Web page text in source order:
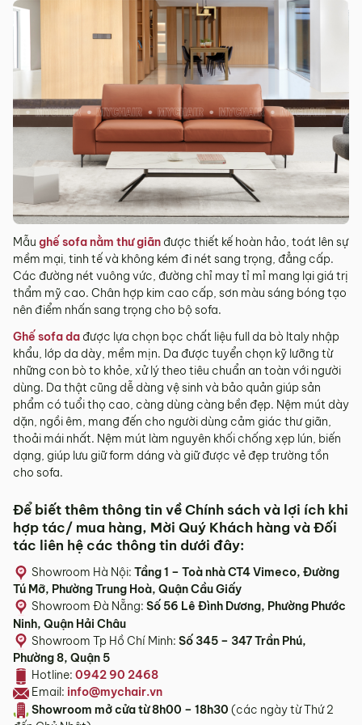
Mẫu ghế sofa nằm thư giãn được thiết kế hoàn hảo, toát lên sự
mềm mại, tinh tế và không kém đi nét sang trọng, đẳng cấp.
Các đường nét vuông vức, đường chỉ may tỉ mỉ mang lại giá trị
thẩm mỹ cao. Chân hợp kim cao cấp, sơn màu sáng bóng tạo
nên điểm nhấn sang trọng cho bộ sofa.
Ghế sofa da được lựa chọn bọc chất liệu full da bò Italy nhập
khẩu, lớp da dày, mềm mịn. Da được tuyển chọn kỹ lưỡng từ
những con bò to khỏe, xử lý theo tiêu chuẩn an toàn với người
dùng. Da thật cũng dễ dàng vệ sinh và bảo quản giúp sản
phẩm có tuổi thọ cao, càng dùng càng bền đẹp. Nệm mút dày
dặn, ngồi êm, mang đến cho người dùng cảm giác thư giãn,
thoải mái nhất. Nệm mút làm nguyên khối chống xẹp lún, biến
dạng, giúp lưu giữ form dáng và giữ được vẻ đẹp trường tồn
cho sofa.
Để biết thêm thông tin về Chính sách và lợi ích khi
hợp tác/ mua hàng, Mời Quý Khách hàng và Đối
tác liên hệ các thông tin dưới đây:
Showroom Hà Nội: Tầng 1 – Toà nhà CT4 Vimeco, Đường
Tú Mỡ, Phường Trung Hoà, Quận Cầu Giấy
Showroom Đà Nẵng: Số 56 Lê Đình Dương, Phường Phước
Ninh, Quận Hải Châu
Showroom Tp Hồ Chí Minh: Số 345 – 347 Trần Phú,
Phường 8, Quận 5
Hotline: 0942 90 2468
Email: info@mychair.vn
Showroom mở cửa từ 8h00 – 18h30 (các ngày từ Thứ 2
tỉnh/thành phố khác
Các Tỉnh/ Thành khác ngoài khu vực Hà Nội, Đà Nẵng và
TP. Hồ Chí Minh phí vận chuyển sẽ được tính trên từng đơn
hàng theo từng khu vực.
Phí giao hàng sẽ được MyChair thông báo và xác nhận với
khách hàng trước khi tiến hành thanh toán đơn hàng và
giao hàng.
Trong quá trình vận chuyển quý khách có bất kỳ thắc mắc,
phát sinh hoặc góp ý nào vui lòng liên hệ Hotline 0942 902
để nhận được sự hỗ trợ nhanh nhất.
4. Chính sách Đổi trả, Hoàn tiền
Thời hạn: Quý khách có thể đổi/trả sản phẩm trong vòng 3
ngày kể từ ngày nhận hàng.
4.1. Các trường hợp được đổi trả sản phẩm
Giao sai sản phẩm, sai mẫu mã so với đơn hàng.
Sản phẩm hư hỏng trong quá trình vận chuyển (rách, xước,
vỡ…).
Sản phẩm còn nguyên tình trạng ban đầu, chưa qua sử
dụng, còn nguyên chứng từ mua hàng do MyChair cung
cấp có chữ ký của bên bán và bên mua.
* Trường hợp khách hàng đổi trả sản phẩm mà chúng tôi
mẫu sản phẩm khác ưng ý thì Quý khách sẽ được hoàn tiền
đúng với số tiền đã mua sản phẩm hoặc Quý khách tiến hành
đặt hàng sản xuất theo yêu cầu.
4.2. Các trường hợp không được đổi trả sản
phẩm
Sản phẩm đã qua sử dụng, sản phẩm có dấu hiệu chỉnh sửa
hoặc tự ý sửa chữa mà không có sự đồng ý của nhà sản
xuất.
Sản phẩm sau khi đã được giao hàng, nhận hàng, Quý
khách kiểm tra hàng không có bất kỳ lỗi sản phẩm nào và
đã ký vào biên bản nghiệm thu.